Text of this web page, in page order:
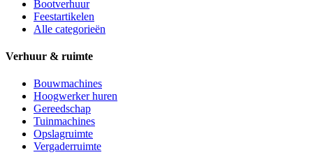
Bootverhuur
Feestartikelen
Alle categorieën
Verhuur & ruimte
Bouwmachines
Hoogwerker huren
Gereedschap
Tuinmachines
Opslagruimte
Vergaderruimte